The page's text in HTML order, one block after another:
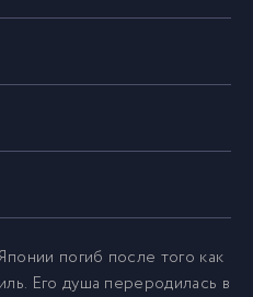
погиб после того как
Его душа переродилась в